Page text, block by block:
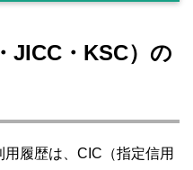
JICC・KSC）の
履歴は、CIC（指定信用